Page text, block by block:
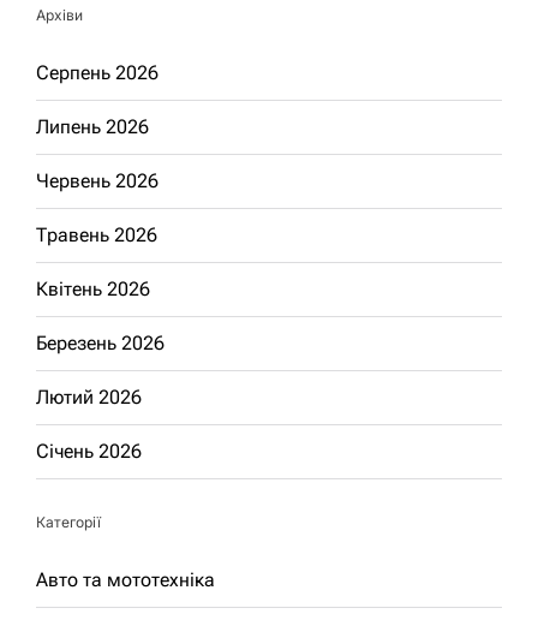
Архіви
Серпень 2026
Липень 2026
Червень 2026
Травень 2026
Квітень 2026
Березень 2026
Лютий 2026
Січень 2026
Категорії
Авто та мототехніка